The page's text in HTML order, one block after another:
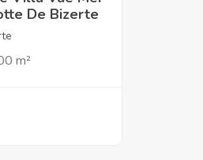
De Bizerte
m²